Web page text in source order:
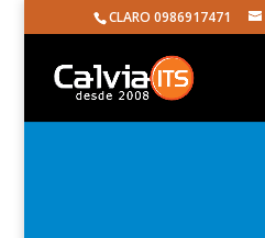
CLARO 0986917471